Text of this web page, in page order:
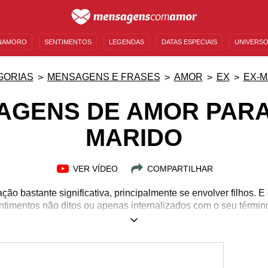
SENTIMENTOS LEGENDAS DATAS ESPECIAIS
MENSAGENS E FRASES AMOR EX EX-
DE AMOR
MARIDO
VER VÍDEO COMPARTILHAR
bastante significativa, principalmente se envolver filhos.
não ditos ou apenas internalizados com o seu
e selecionar frases especiais para você se expressar